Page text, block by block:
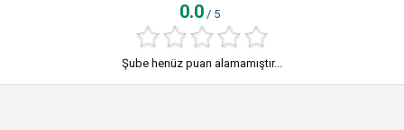
0.0 / 5
Şube henüz puan alamamıştır...